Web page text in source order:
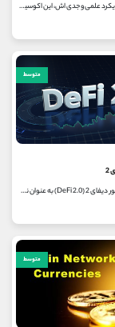
با شهرت کاردانو در رویکرد علمی و جدی ‌اش، این اکوسیستم به تدریج به بستری جذاب برای میم کوین ‌ها تبدیل شده است. پروژه ‌های...
متوسط
2
در سال‌ های اخیر، ظهور دیفای 2 (DeFi 2.0) به‌ عنوان نسل پیشرفته ‌تر امور مالی غیرمتمرکز، تحولی چشمگیر در اکوسیستم کریپتو...
متوسط